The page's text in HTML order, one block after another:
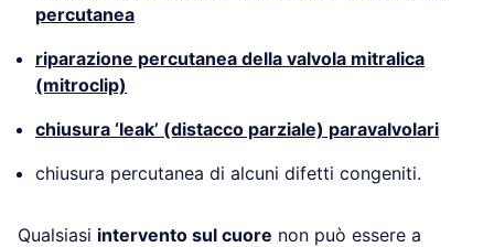
percutanea
riparazione percutanea della valvola mitralica
(mitroclip)
chiusura ‘leak’ (distacco parziale) paravalvolari
chiusura percutanea di alcuni difetti congeniti.
Qualsiasi intervento sul cuore non può essere a